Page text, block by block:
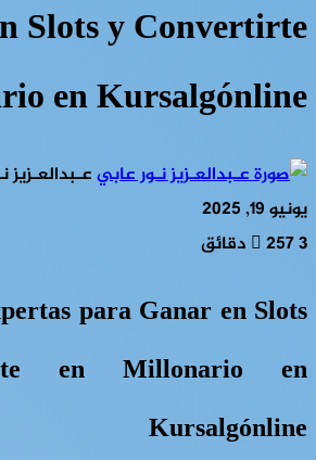
Slots y Convertirte
en Kursalgónline
عـبدالعـزيز
يونيو 19, 2025
2573 دقائق
para Ganar en Slots
en Millonario en
Kursalgónline